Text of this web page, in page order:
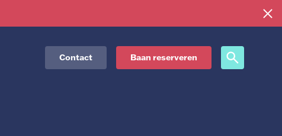
Contact Baan reserveren